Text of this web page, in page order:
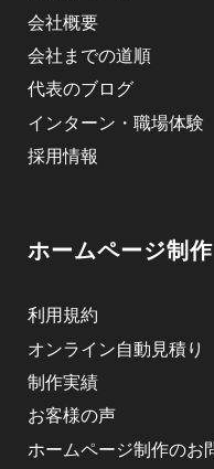
会社概要
会社までの道順
代表のブログ
インターン・職場体験
採用情報
ホームページ制作
利用規約
オンライン自動見積り
制作実績
お客様の声
ホームページ制作のお